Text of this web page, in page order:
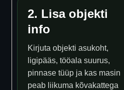
2. Lisa objekti
info
Kirjuta objekti asukoht,
ligipääs, tööala suurus,
pinnase tüüp ja kas masin
peab liikuma kõvakattega